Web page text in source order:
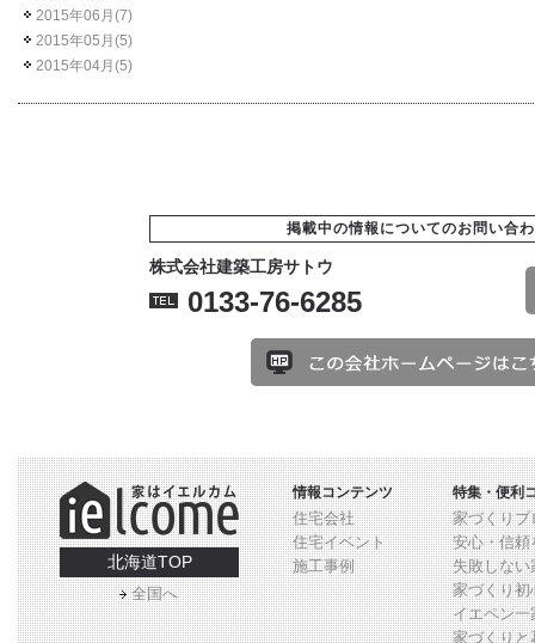
2015年06月(7)
2015年05月(5)
2015年04月(5)
掲載中の情報についてのお問い合
株式会社建築工房サトウ
0133-76-6285
北海道TOP
全国へ
情報コンテンツ
住宅会社
住宅イベント
施工事例
特集・便利
家づくりブ
安心・信頼
失敗しない
家づくり初
イエペン一
家づくりと